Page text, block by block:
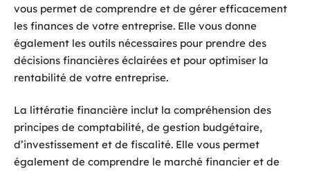
vous permet de comprendre et de gérer efficacement
les finances de votre entreprise. Elle vous donne
également les outils nécessaires pour prendre des
décisions financières éclairées et pour optimiser la
rentabilité de votre entreprise.
La littératie financière inclut la compréhension des
principes de comptabilité, de gestion budgétaire,
d’investissement et de fiscalité. Elle vous permet
également de comprendre le marché financier et de